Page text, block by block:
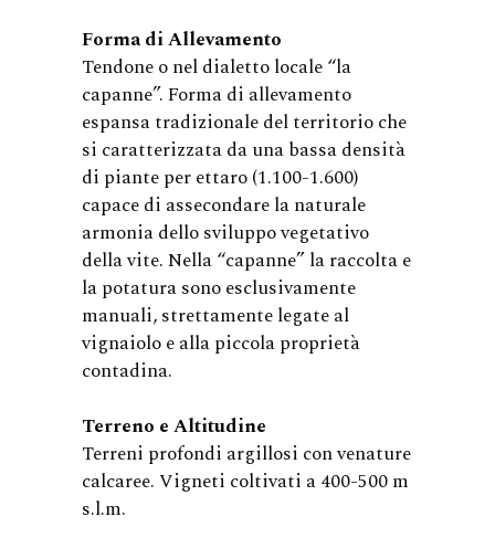
Forma di Allevamento
Tendone o nel dialetto locale “la
capanne”. Forma di allevamento
espansa tradizionale del territorio che
si caratterizzata da una bassa densità
di piante per ettaro (1.100-1.600)
capace di assecondare la naturale
armonia dello sviluppo vegetativo
della vite. Nella “capanne” la raccolta e
la potatura sono esclusivamente
manuali, strettamente legate al
vignaiolo e alla piccola proprietà
contadina.
Terreno e Altitudine
Terreni profondi argillosi con venature
calcaree. Vigneti coltivati a 400-500 m
s.l.m.